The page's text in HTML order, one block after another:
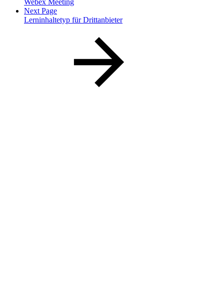
Webex Meeting
Next Page
Lerninhaltetyp für Drittanbieter